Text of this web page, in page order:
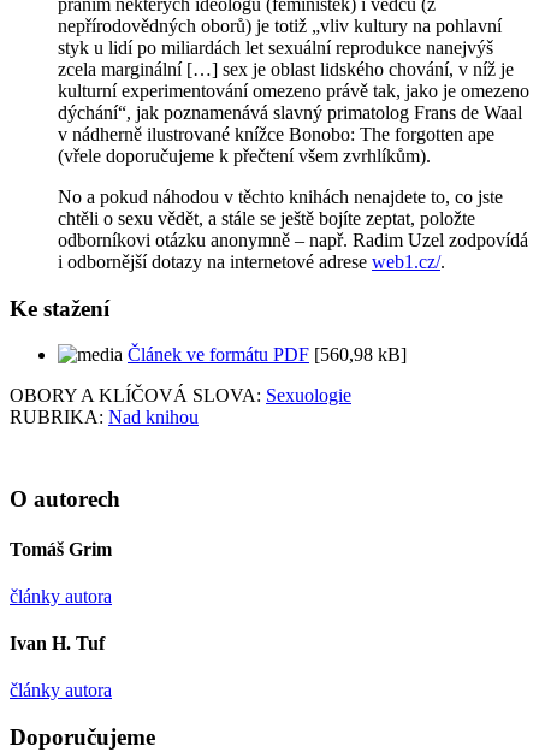
nepřírodovědných oborů) je totiž „vliv kultury na pohlavní
styk u lidí po miliardách let sexuální reprodukce nanejvýš
zcela marginální […] sex je oblast lidského chování, v níž je
kulturní experimentování omezeno právě tak, jako je omezeno
dýchání“, jak poznamenává slavný primatolog Frans de Waal
v nádherně ilustrované knížce Bonobo: The forgotten ape
(vřele doporučujeme k přečtení všem zvrhlíkům).
No a pokud náhodou v těchto knihách nenajdete to, co jste
chtěli o sexu vědět, a stále se ještě bojíte zeptat, položte
odborníkovi otázku anonymně – např. Radim Uzel zodpovídá
i odbornější dotazy na internetové adrese web1.cz/.
Ke stažení
Článek ve formátu PDF [560,98 kB]
OBORY A KLÍČOVÁ SLOVA: Sexuologie
RUBRIKA: Nad knihou
O autorech
Tomáš Grim
články autora
Ivan H. Tuf
články autora
Doporučujeme